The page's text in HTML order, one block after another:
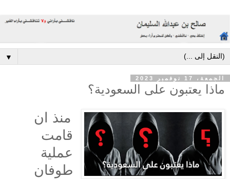
▼
الجمعة، 17 نوفمبر 2023
ماذا يعتبون على السعودية؟
منذ ان
قامت
عملية
طوفان